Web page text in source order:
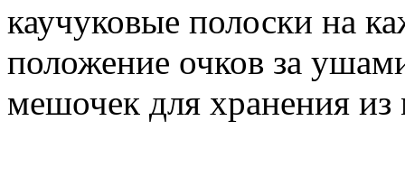
каучуковые полоски на
положение очков за
мешочек для хранения